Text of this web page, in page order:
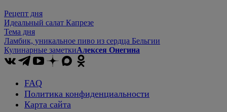
Рецепт дня
Идеальный салат Капрезе
Тема дня
Ламбик, уникальное пиво из сердца Бельгии
Кулинарные заметкиАлексея Онегина
FAQ
Политика конфиденциальности
Карта сайта